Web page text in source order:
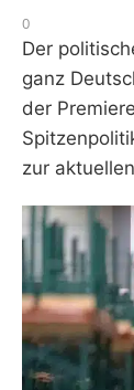
0
Der
ganz
der
zur